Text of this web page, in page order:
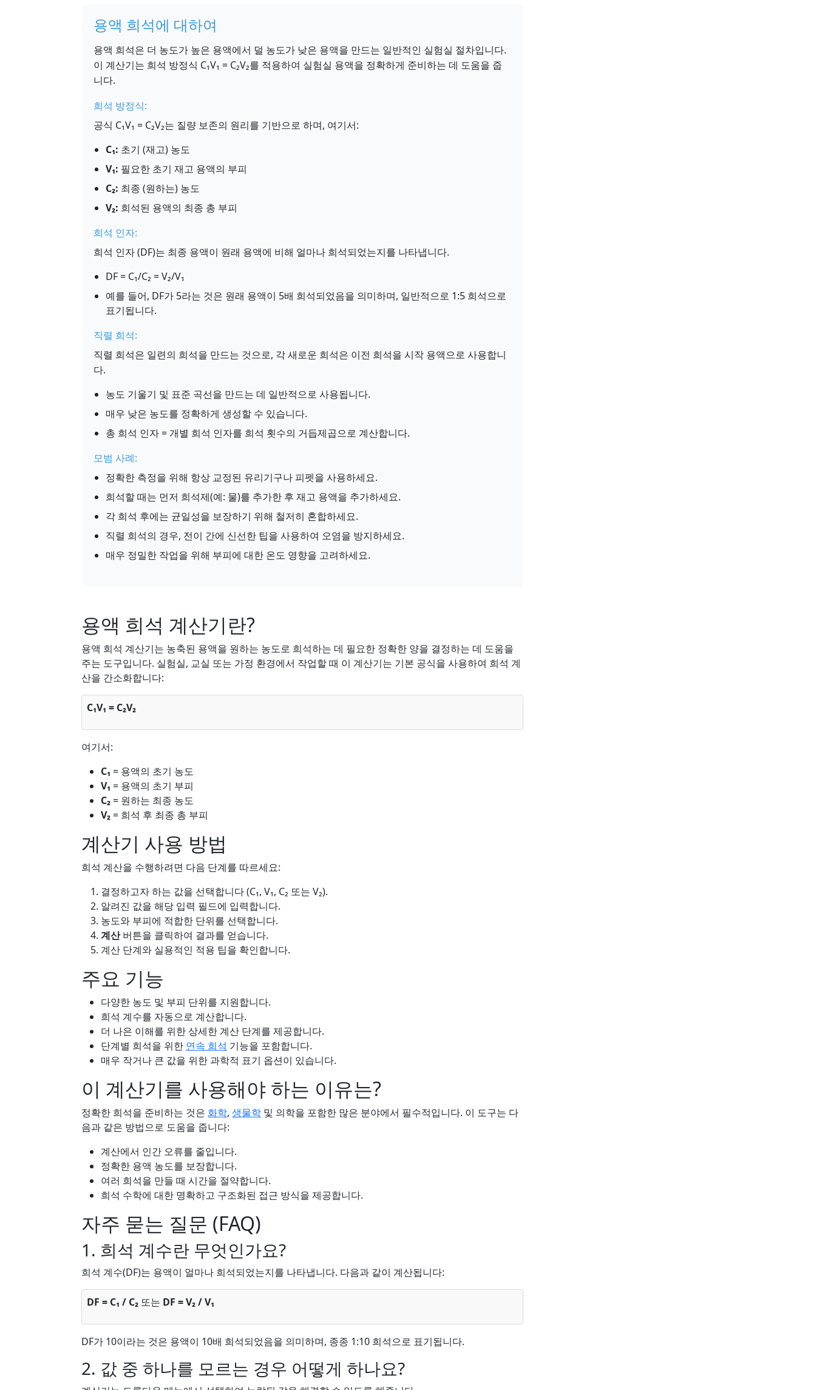
용액 희석에 대하여
용액 희석은 더 농도가 높은 용액에서 덜 농도가 낮은 용액을 만드는 일반적인 실험실 절차입니다.
이 계산기는 희석 방정식 C₁V₁ = C₂V₂를 적용하여 실험실 용액을 정확하게 준비하는 데 도움을 줍
니다.
희석 방정식:
공식 C₁V₁ = C₂V₂는 질량 보존의 원리를 기반으로 하며, 여기서:
C₁: 초기 (재고) 농도
V₁: 필요한 초기 재고 용액의 부피
C₂: 최종 (원하는) 농도
V₂: 희석된 용액의 최종 총 부피
희석 인자:
희석 인자 (DF)는 최종 용액이 원래 용액에 비해 얼마나 희석되었는지를 나타냅니다.
DF = C₁/C₂ = V₂/V₁
예를 들어, DF가 5라는 것은 원래 용액이 5배 희석되었음을 의미하며, 일반적으로 1:5 희석으로
표기됩니다.
직렬 희석:
직렬 희석은 일련의 희석을 만드는 것으로, 각 새로운 희석은 이전 희석을 시작 용액으로 사용합니
다.
농도 기울기 및 표준 곡선을 만드는 데 일반적으로 사용됩니다.
매우 낮은 농도를 정확하게 생성할 수 있습니다.
총 희석 인자 = 개별 희석 인자를 희석 횟수의 거듭제곱으로 계산합니다.
모범 사례:
정확한 측정을 위해 항상 교정된 유리기구나 피펫을 사용하세요.
희석할 때는 먼저 희석제(예: 물)를 추가한 후 재고 용액을 추가하세요.
각 희석 후에는 균일성을 보장하기 위해 철저히 혼합하세요.
직렬 희석의 경우, 전이 간에 신선한 팁을 사용하여 오염을 방지하세요.
매우 정밀한 작업을 위해 부피에 대한 온도 영향을 고려하세요.
용액 희석 계산기란?
용액 희석 계산기는 농축된 용액을 원하는 농도로 희석하는 데 필요한 정확한 양을 결정하는 데 도움을
주는 도구입니다. 실험실, 교실 또는 가정 환경에서 작업할 때 이 계산기는 기본 공식을 사용하여 희석 계
산을 간소화합니다:
C₁V₁ = C₂V₂
여기서:
C₁ = 용액의 초기 농도
V₁ = 용액의 초기 부피
C₂= 원하는 최종 농도
V₂= 희석 후 최종 총 부피
계산기 사용 방법
희석 계산을 수행하려면 다음 단계를 따르세요:
결정하고자 하는 값을 선택합니다 (C₁, V₁, C₂ 또는 V₂).
알려진 값을 해당 입력 필드에 입력합니다.
농도와 부피에 적합한 단위를 선택합니다.
계산버튼을 클릭하여 결과를 얻습니다.
계산 단계와 실용적인 적용 팁을 확인합니다.
주요 기능
다양한 농도 및 부피 단위를 지원합니다.
희석 계수를 자동으로 계산합니다.
더 나은 이해를 위한 상세한 계산 단계를 제공합니다.
단계별 희석을 위한 연속 희석 기능을 포함합니다.
매우 작거나 큰 값을 위한 과학적 표기 옵션이 있습니다.
이 계산기를 사용해야 하는 이유는?
정확한 희석을 준비하는 것은 화학, 생물학 및 의학을 포함한 많은 분야에서 필수적입니다. 이 도구는 다
음과 같은 방법으로 도움을 줍니다:
계산에서 인간 오류를 줄입니다.
정확한 용액 농도를 보장합니다.
여러 희석을 만들 때 시간을 절약합니다.
희석 수학에 대한 명확하고 구조화된 접근 방식을 제공합니다.
자주 묻는 질문 (FAQ)
1. 희석 계수란 무엇인가요?
희석 계수(DF)는 용액이 얼마나 희석되었는지를 나타냅니다. 다음과 같이 계산됩니다:
DF = C₁ / C₂ 또는 DF = V₂ / V₁
DF가 10이라는 것은 용액이 10배 희석되었음을 의미하며, 종종 1:10 희석으로 표기됩니다.
2. 값 중 하나를 모르는 경우 어떻게 하나요?